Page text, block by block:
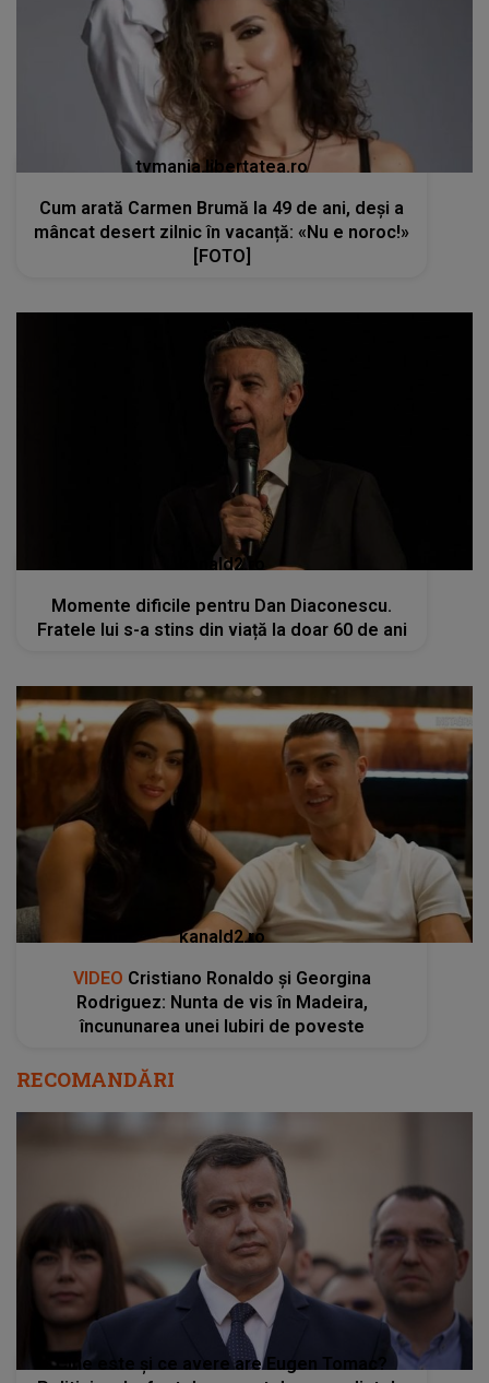
tvmania.libertatea.ro
Cum arată Carmen Brumă la 49 de ani, deși a
mâncat desert zilnic în vacanță: «Nu e noroc!»
[FOTO]
kanald2.ro
Momente dificile pentru Dan Diaconescu.
Fratele lui s-a stins din viață la doar 60 de ani
kanald2.ro
VIDEO Cristiano Ronaldo și Georgina
Rodriguez: Nunta de vis în Madeira,
încununarea unei Iubiri de poveste
RECOMANDĂRI
Cine este și ce avere are Eugen Tomac?